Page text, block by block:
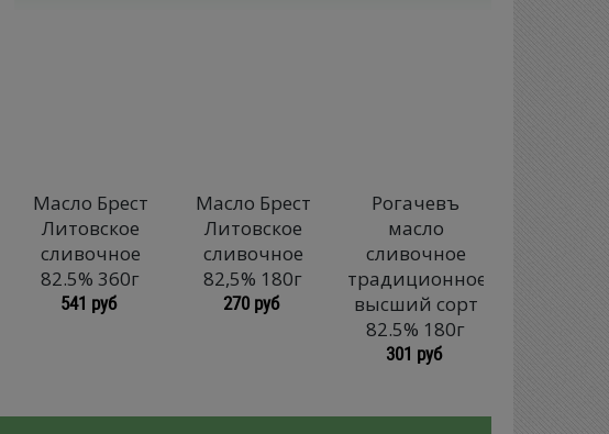
Масло Брест
Литовское
сливочное
82.5% 360г
541 руб
Масло Брест
Литовское
сливочное
82,5% 180г
270 руб
Рогачевъ
масло
сливочное
традиционное
высший сорт
82.5% 180г
301 руб